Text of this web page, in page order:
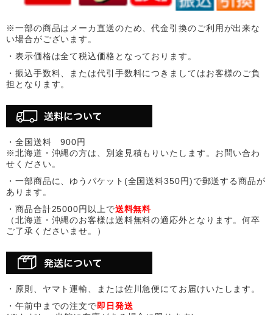
※一部の商品はメーカ直送のため、代金引換のご利用が出来な
い場合がございます。
・表示価格は全て税込価格となっております。
・振込手数料、または代引手数料につきましてはお客様のご負
担となります。
・全国送料 900円
※北海道・沖縄の方は、別途見積もりいたします。お問い合わ
せください。
・一部商品に、ゆうパケット(全国送料350円)で郵送する商品が
あります。
・商品合計25000円以上で送料無料
（北海道・沖縄のお客様は送料無料の適応外となります。何卒
ご了承くださいませ。）
・原則、ヤマト運輸、または佐川急便にてお届けいたします。
・午前中までの注文で即日発送